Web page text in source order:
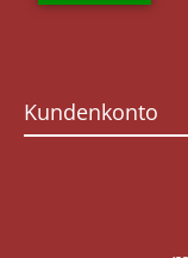
Kundenkonto